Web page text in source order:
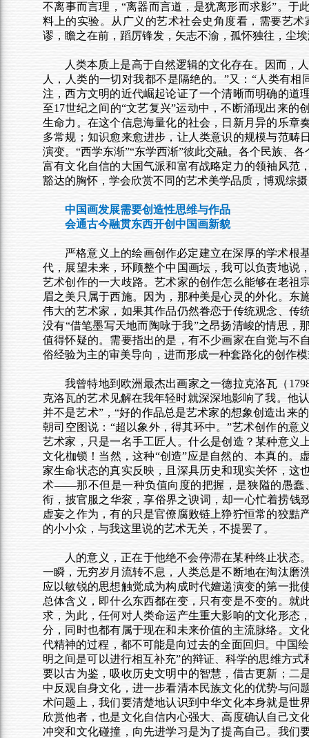
不离事而言理，“离器而言道，是犹离形而求影”。于
料上的实验。从广义的艺术社会史角度看，需要艺
谬，瞻之在前，蹈厉锋发，矢志不渝，孤怀独往，尘
人类本质上是高于自然逻辑的文化存在。因而，
人，人类的一切对我都不是隔绝的。”又：“人类有
注，西方文明的近代崛起论证了一个清晰而明确的道
至17世纪之间的“文艺复兴”运动中，不断涌现出来
生命力。在这个信息海量化的社会，日新月异的乐章
多常规；知识愈来愈进步，让人类意识的规模与范畴
演变。“西学东渐”“东学西渐”彼此交融。各个民族、
富有文化自信的大国气派和富有战略定力的领袖风范
豁达的胸怀，学会欣赏不同的艺术美学品质，博观综
中国画发展需要创造性思维与作品
会通古今融贯东西开创中国画新貌
严格意义上的绘画创作必定建立在深厚的学术根
代，展望未来，环顾整个中国画坛，我可以负责地说
艺术创作的一大歧路。艺术家的创作怎么能够在老祖
眉之美只属于西施。因为，那种美是心灵的外化。东
伟大的艺术家，如果其作品仍然眷恋于传统观念、传
没有“借笔墨写天地而陶咏于我”之昂扬清峻的情思，
值得怀疑的。需要指出的是，有不少画家在自觉与不
俗经验为主的审美导向，进而形成一种套路化的创作
我曾特地到欧洲最杰出画家之一德拉克洛瓦（
克洛瓦的艺术见解在我年轻时就深深地影响了我。他
并不是艺术”，“好的作品总是艺术家的想象创造出来
朝司空图说：“超以象外，得其环中。”艺术创作的意
艺术家，只是一名手工匠人。什么是创造？某种意义
文化枷锁！当然，这种“创造”应是自然的、本真的。
家生命状态的真实反映，且深具历史和现实关怀，这
术——那不但是一种负值向度的把握，是狭隘的愚蠢
衔，披官服之华衮，享俗界之谀词，却一心忙着捞钱
虚妄之作为，有的只是官僚腐败链上狰狞恒常的狡黠
的小小众，与我这里说的艺术无关，不提罢了。
人的意义，正在于他绝不会停滞在某种终止状态
一瞬，无穷岁月流转不息，人类总是不断地在淘汰磨
应以敏锐的思想触觉成为构成时代嬗递演变的第一批
总体含义，即什么东西都在变，只有变是不变的。就
求，为此，任何对人类命运产生重大影响的文化形态
分，同时也都有属于现在和未来价值的主流脉络。文
代精神的过程，都不可能是向过去的全面回归。中国
明之间是可以进行相互补充”的辩证、科学的思维方
要以古为鉴，吸收历史文明中的智慧，借古更新；二
中反观自身文化，进一步看清本民族文化的优势与问
术问题上，我们要清楚地认识到中华文化本身就是世
欣赏他者，也是文化自信内心强大、高度确认自己文
冲突和文化碰撞，向先进学习是为了提高自己。我们